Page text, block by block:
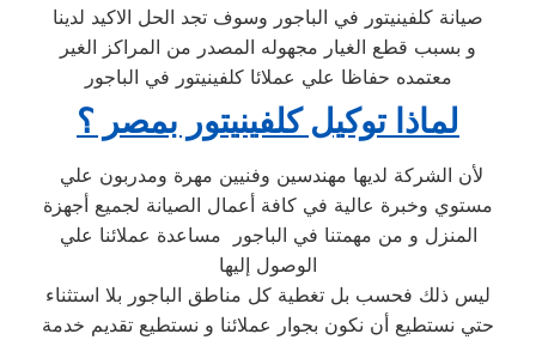
صيانة كلفينيتور في الباجور وسوف تجد الحل الاكيد لدينا
و بسبب قطع الغيار مجهوله المصدر من المراكز الغير
معتمده حفاظا علي عملائا كلفينيتور في الباجور
لماذا توكيل كلفينيتور بمصر ؟
مستوي وخبرة عالية في كافة أعمال الصيانة لجميع أجهزة
المنزل و من مهمتنا في الباجور مساعدة عملائنا علي
الوصول إليها
ليس ذلك فحسب بل تغطية كل مناطق الباجور بلا استثناء
حتي نستطيع أن نكون بجوار عملائنا و نستطيع تقديم خدمة